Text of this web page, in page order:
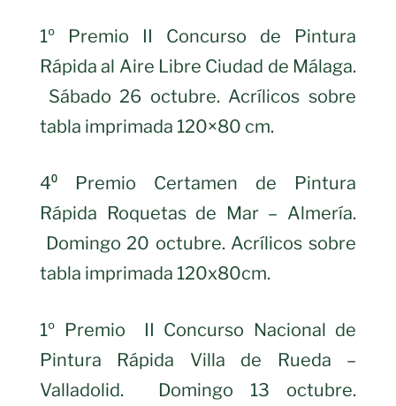
1º Premio II Concurso de Pintura
Rápida al Aire Libre Ciudad de Málaga.
Sábado 26 octubre. Acrílicos sobre
tabla imprimada 120×80 cm.
4⁰ Premio Certamen de Pintura
Rápida Roquetas de Mar – Almería.
Domingo 20 octubre. Acrílicos sobre
tabla imprimada 120x80cm.
1º Premio II Concurso Nacional de
Pintura Rápida Villa de Rueda –
Valladolid. Domingo 13 octubre.